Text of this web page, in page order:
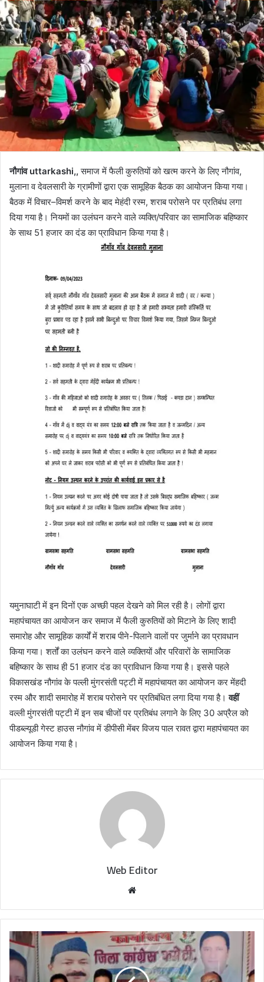
नौगांव uttarkashi,, समाज में फैली कुरुतियों को खत्म करने के लिए नौगांव,
मुलाना व देवलसारी के ग्रामीणों द्वारा एक सामूहिक बैठक का आयोजन किया गया।
बैठक में विचार–विमर्श करने के बाद मेहंदी रस्म, शराब परोसने पर प्रतिबंध लगा
दिया गया है। नियमों का उलंघन करने वाले व्यक्ति/परिवार का सामाजिक बहिष्कार
के साथ 51 हजार का दंड का प्राविधान किया गया है।
यमुनाघाटी में इन दिनों एक अच्छी पहल देखने को मिल रही है। लोगों द्वारा
महापंचायत का आयोजन कर समाज में फैली कुरुतियों को मिटाने के लिए शादी
समारोह और सामूहिक कार्यों में शराब पीने-पिलाने वालों पर जुर्माने का प्रावधान
किया गया। शर्तों का उलंघन करने वाले व्यक्तियों और परिवारों के सामाजिक
बहिष्कार के साथ ही 51 हजार दंड का प्राविधान किया गया है। इससे पहले
विकासखंड नौगांव के पल्ली मुंगरसंती पट्टी में महापंचायत का आयोजन कर मेंहदी
रस्म और शादी समारोह में शराब परोसने पर प्रतिबंधित लगा दिया गया है।वहीं
वल्ली मुंगरसंती पट्टी में इन सब चीजों पर प्रतिबंध लगाने के लिए 30 अप्रैल को
पीडब्ल्यूडी गेस्ट हाउस नौगांव में डीपीसी मेंबर विजय पाल रावत द्वारा महापंचायत का
आयोजन किया गया है।
Web Editor
b
s
i
t
e